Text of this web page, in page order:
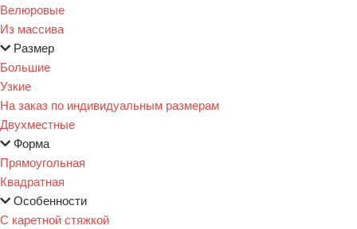
Велюровые
Из массива
Размер
Большие
Узкие
На заказ по индивидуальным размерам
Двухместные
Форма
Прямоугольная
Квадратная
Особенности
С каретной стяжкой